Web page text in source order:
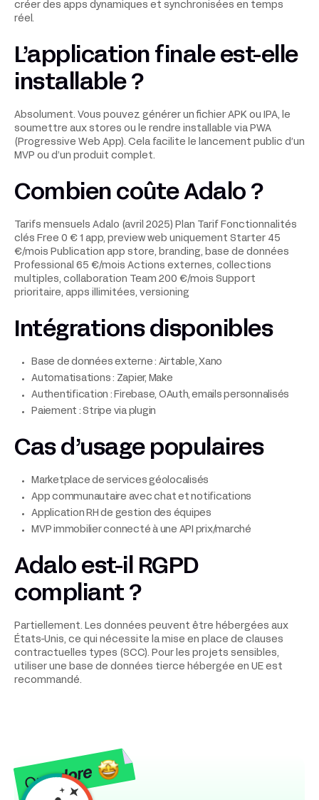
créer des apps dynamiques et synchronisées en temps
réel.
L’application finale est-elle
installable ?
Absolument. Vous pouvez générer un fichier APK ou IPA, le
soumettre aux stores ou le rendre installable via PWA
(Progressive Web App). Cela facilite le lancement public d’un
MVP ou d’un produit complet.
Combien coûte Adalo ?
Tarifs mensuels Adalo (avril 2025) Plan Tarif Fonctionnalités
clés Free 0 € 1 app, preview web uniquement Starter 45
€/mois Publication app store, branding, base de données
Professional 65 €/mois Actions externes, collections
multiples, collaboration Team 200 €/mois Support
prioritaire, apps illimitées, versioning
Intégrations disponibles
Base de données externe : Airtable, Xano
Automatisations : Zapier, Make
Authentification : Firebase, OAuth, emails personnalisés
Paiement : Stripe via plugin
Cas d’usage populaires
Marketplace de services géolocalisés
App communautaire avec chat et notifications
Application RH de gestion des équipes
MVP immobilier connecté à une API prix/marché
Adalo est-il RGPD
compliant ?
Partiellement. Les données peuvent être hébergées aux
États-Unis, ce qui nécessite la mise en place de clauses
contractuelles types (SCC). Pour les projets sensibles,
utiliser une base de données tierce hébergée en UE est
recommandé.